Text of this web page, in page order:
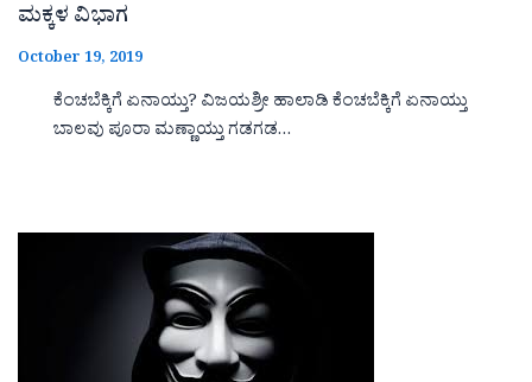
ಮಕ್ಕಳ ವಿಭಾಗ
October 19, 2019
ಕೆಂಚಬೆಕ್ಕಿಗೆ ಏನಾಯ್ತು? ವಿಜಯಶ್ರೀ ಹಾಲಾಡಿ ಕೆಂಚಬೆಕ್ಕಿಗೆ ಏನಾಯ್ತು
ಬಾಲವು ಪೂರಾ ಮಣ್ಣಾಯ್ತು ಗಡಗಡ…